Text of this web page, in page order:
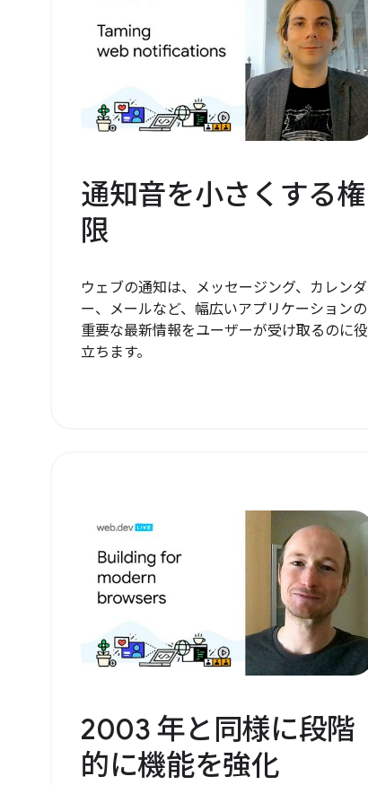
通知音を小さくする権
限
ウェブの通知は、メッセージング、カレンダ
ー、メールなど、幅広いアプリケーションの
重要な最新情報をユーザーが受け取るのに役
立ちます。
2003 年と同様に段階
的に機能を強化